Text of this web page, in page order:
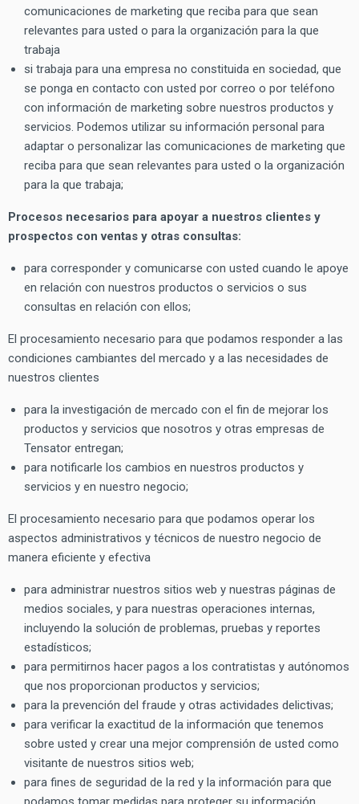
comunicaciones de marketing que reciba para que sean
relevantes para usted o para la organización para la que
trabaja
si trabaja para una empresa no constituida en sociedad, que
se ponga en contacto con usted por correo o por teléfono
con información de marketing sobre nuestros productos y
servicios. Podemos utilizar su información personal para
adaptar o personalizar las comunicaciones de marketing que
reciba para que sean relevantes para usted o la organización
para la que trabaja;
Procesos necesarios para apoyar a nuestros clientes y
prospectos con ventas y otras consultas:
para corresponder y comunicarse con usted cuando le apoye
en relación con nuestros productos o servicios o sus
consultas en relación con ellos;
El procesamiento necesario para que podamos responder a las
condiciones cambiantes del mercado y a las necesidades de
nuestros clientes
para la investigación de mercado con el fin de mejorar los
productos y servicios que nosotros y otras empresas de
Tensator entregan;
para notificarle los cambios en nuestros productos y
servicios y en nuestro negocio;
El procesamiento necesario para que podamos operar los
aspectos administrativos y técnicos de nuestro negocio de
manera eficiente y efectiva
para administrar nuestros sitios web y nuestras páginas de
medios sociales, y para nuestras operaciones internas,
incluyendo la solución de problemas, pruebas y reportes
estadísticos;
para permitirnos hacer pagos a los contratistas y autónomos
que nos proporcionan productos y servicios;
para la prevención del fraude y otras actividades delictivas;
para verificar la exactitud de la información que tenemos
sobre usted y crear una mejor comprensión de usted como
visitante de nuestros sitios web;
para fines de seguridad de la red y la información para que